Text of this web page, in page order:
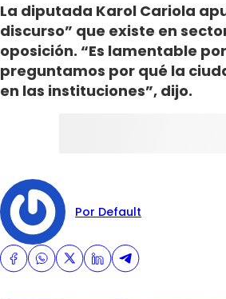
La diputada Karol Cariola
discurso” que existe en
oposición. “Es lamentable
preguntamos por qué la
en las instituciones”, dijo.
Por Default